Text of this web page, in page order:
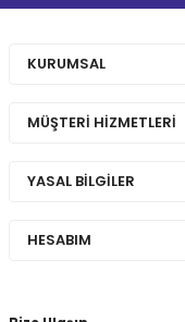
KURUMSAL
MÜŞTERİ HİZMETLERİ
YASAL BİLGİLER
HESABIM